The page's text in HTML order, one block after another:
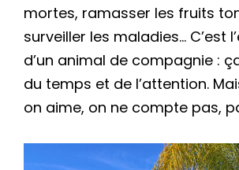
mortes, ramasser les fruits
surveiller les maladies… C’est
d’un animal de compagnie :
du temps et de l’attention.
on aime, on ne compte pas,